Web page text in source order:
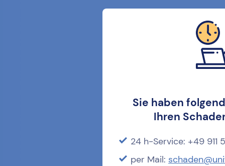
Sie haben
Ihren
24 h-Service: +49 911
per Mail: